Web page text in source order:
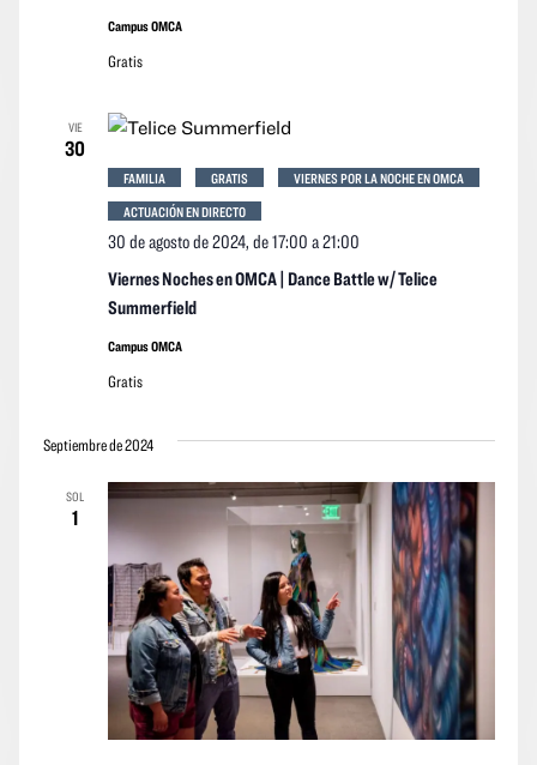
Campus OMCA
Gratis
VIE
30
Viernes Noches en OMCA | Dance Battle w/ Telice
Summerfield
30 de agosto de 2024, de 17:00 a21:00
FAMILIA GRATIS
VIERNES POR LA NOCHE EN OMCA
ACTUACIÓN EN DIRECTO
Campus OMCA
Gratis
Septiembre de 2024
SOL
1